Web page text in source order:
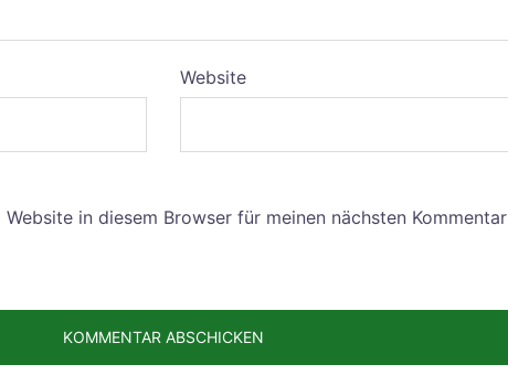
Website
in diesem Browser für meinen nächsten Kommentar